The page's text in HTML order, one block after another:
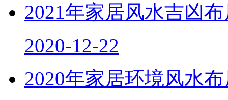
2021年家居风水吉凶
2020-12-22
2020年家居环境风水